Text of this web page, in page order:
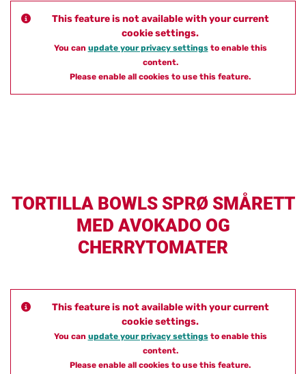
This feature is not available with your current
cookie settings.
You can update your privacy settingsto enable this
content.
Please enable all cookies to use this feature.
TORTILLA BOWLS SPRØ SMÅRETT
MED AVOKADO OG
CHERRYTOMATER
This feature is not available with your current
cookie settings.
You can update your privacy settingsto enable this
content.
Please enable all cookies to use this feature.